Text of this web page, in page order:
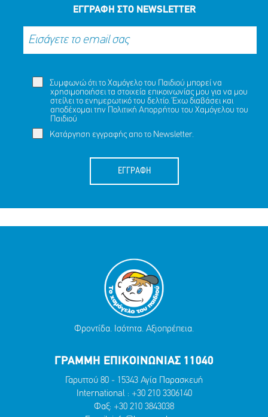
ΕΓΓΡΑΦΗ ΣΤΟ NEWSLETTER
Συμφωνώ ότι το Χαμόγελο του Παιδιού μπορεί να
χρησιμοποιήσει τα στοιχεία επικοινωνίας μου για να μου
στείλει το ενημερωτικό του δελτίο. Έχω διαβάσει και
αποδέχομαι την Πολιτική Απορρήτου του Χαμόγελου του
Παιδιού
Κατάργηση εγγραφής απο το Newsletter.
ΕΓΓΡΑΦΗ
Φροντίδα. Ισότητα. Αξιοπρέπεια.
ΓΡΑΜΜΗ ΕΠΙΚΟΙΝΩΝΙΑΣ 11040
Γαρυττού 80 - 15343 Αγία Παρασκευή
International : +30 210 3306140
Φαξ: +30 210 3843038